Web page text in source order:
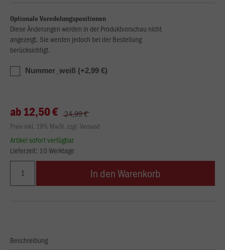
Optionale Veredelungspositionen
Diese Änderungen werden in der Produktvorschau nicht
angezeigt. Sie werden jedoch bei der Bestellung
berücksichtigt.
Nummer_weiß (+2,99 €)
ab 12,50 € 24,99 €
Preis inkl. 19% MwSt. zzgl. Versand
Artikel sofort verfügbar
Lieferzeit: 10 Werktage
In den Warenkorb
Beschreibung